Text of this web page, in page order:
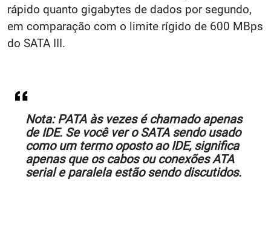
rápido quanto gigabytes de dados por segundo,
em comparação com o limite rígido de 600 MBps
do SATA III.
Nota: PATA às vezes é chamado apenas
de IDE. Se você ver o SATA sendo usado
como um termo oposto ao IDE, significa
apenas que os cabos ou conexões ATA
serial e paralela estão sendo discutidos.